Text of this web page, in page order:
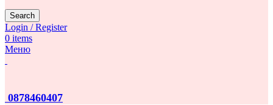
Search
Login / Register
0 items
Меню
0878460407